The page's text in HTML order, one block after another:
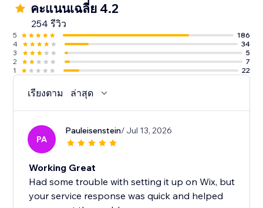
คะแนนเฉลี่ย 4.2
254 รีวิว
5
186
4
34
3
5
2
7
1
22
เรียงตาม ล่าสุด
PA
Pauleisenstein/ Jul 13, 2026
Working Great
Had some trouble with setting it up on Wix, but
your service response was quick and helped